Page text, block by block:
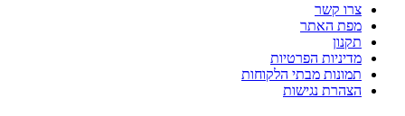
צרו קשר
מפת האתר
תקנון
מדיניות הפרטיות
תמונות מבתי הלקוחות
הצהרת נגישות